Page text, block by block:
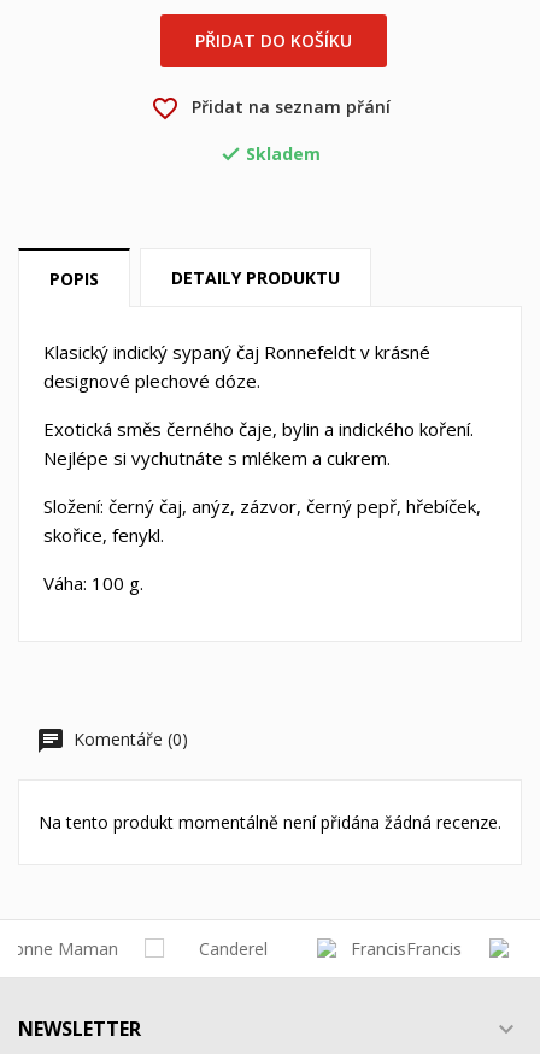
PŘIDAT DO KOŠÍKU
favorite_border Přidat na seznam přání
 Skladem
POPIS DETAILY PRODUKTU
Klasický indický sypaný čaj Ronnefeldt v krásné
designové plechové dóze.
Exotická směs černého čaje, bylin a indického koření.
Nejlépe si vychutnáte s mlékem a cukrem.
Složení: černý čaj, anýz, zázvor, černý pepř, hřebíček,
skořice, fenykl.
Váha: 100 g.
Komentáře (0)
Na tento produkt momentálně není přidána žádná recenze.
NEWSLETTER 
Můj seznam přání
Vytvořit nový seznam
Vytvořit seznam přání
Název seznamu přání
Přihlásit se
Musíte být přihlášen, abyste si mohli výrobky uložit do
svého seznamu přání.